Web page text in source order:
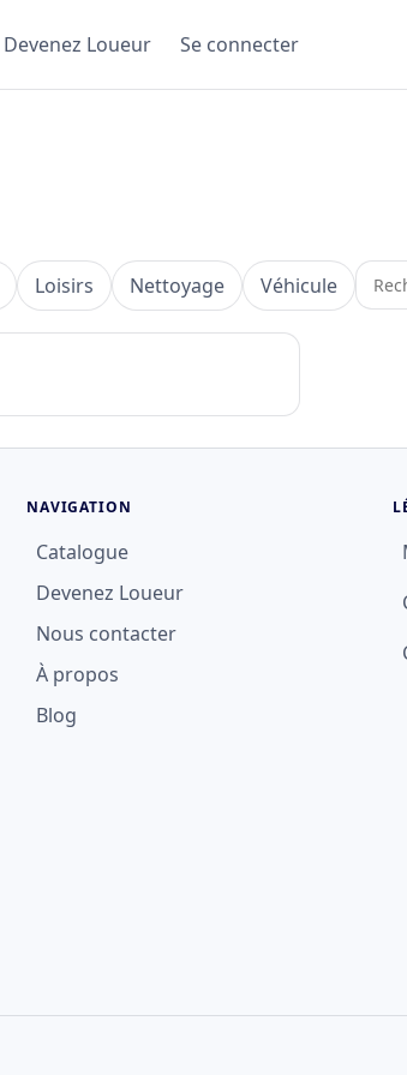
Devenez Loueur Se connecter
Loisirs Nettoyage Véhicule
NAVIGATION
Catalogue
Devenez Loueur
Nous contacter
À propos
Blog